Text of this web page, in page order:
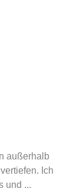
außerhalb
Ich
und ...